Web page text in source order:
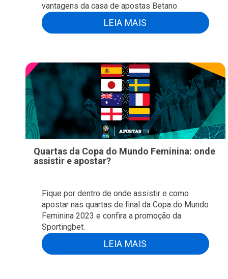
vantagens da casa de apostas Betano.
LEIA MAIS
Quartas da Copa do Mundo Feminina: onde
assistir e apostar?
Fique por dentro de onde assistir e como
apostar nas quartas de final da Copa do Mundo
Feminina 2023 e confira a promoção da
Sportingbet.
LEIA MAIS